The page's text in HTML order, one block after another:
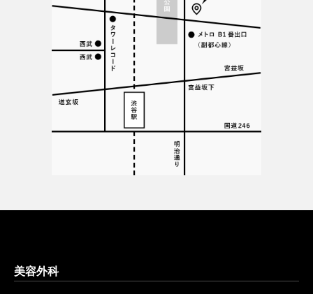
美容外科